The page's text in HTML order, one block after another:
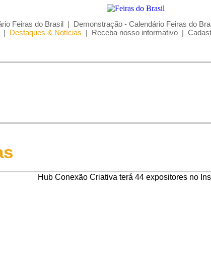
Feiras do Brasil | Demonstração - Calendário Feiras do
| Destaques & Notícias | Receba nosso informativo |